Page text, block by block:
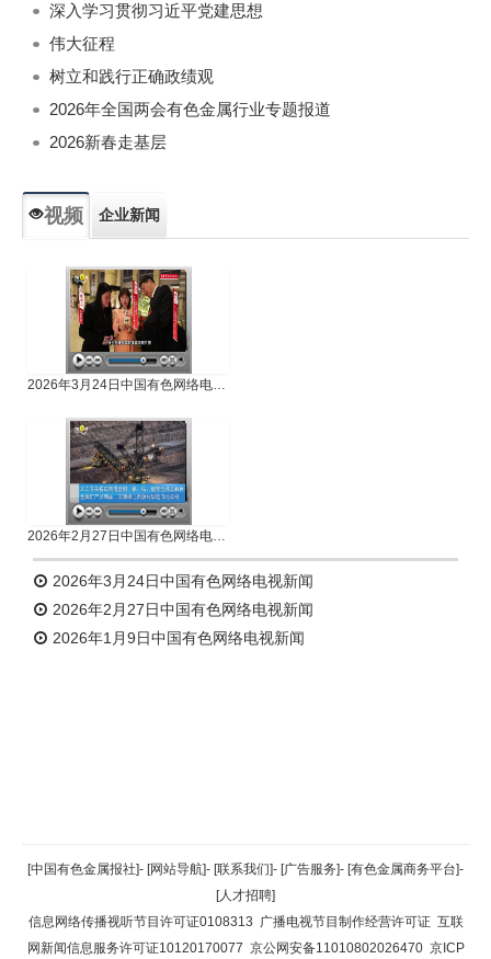
深入学习贯彻习近平党建思想
伟大征程
树立和践行正确政绩观
2026年全国两会有色金属行业专题报道
2026新春走基层
视频 企业新闻
2026年3月24日中国有色网络电视新闻
2026年2月27日中国有色网络电视新闻
2026年3月24日中国有色网络电视新闻
2026年2月27日中国有色网络电视新闻
2026年1月9日中国有色网络电视新闻
返回顶部
返回首页
[中国有色金属报社]- [网站导航]- [联系我们]- [广告服务]- [有色金属商务平台]-
[人才招聘]
信息网络传播视听节目许可证0108313 广播电视节目制作经营许可证 互联
网新闻信息服务许可证10120170077 京公网安备11010802026470 京ICP